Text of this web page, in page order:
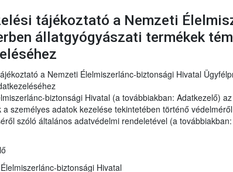
tájékoztató a Nemzeti
állatgyógyászati termékek
a Nemzeti Élelmiszerlánc-biztonsági Hivatal
biztonsági Hivatal (a továbbiakban: Adatkezelő)
a személyes adatok kezelése tekintetében történő
szóló általános adatvédelmi rendeletével (a
biztonsági Hivatal